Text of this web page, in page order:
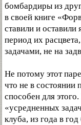
бомбардиры из
в своей книге
ставили и оставили
период их
задачами, не на
Не потому этот
что не в состоянии
способен для
«усредненных
клуба, из года в